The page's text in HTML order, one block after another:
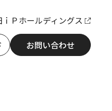
ｉＰホールディングス
お問い合わせ